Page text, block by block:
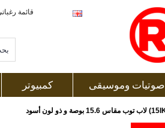
قائمة
صوتيات وموسيقى كمبيوتر